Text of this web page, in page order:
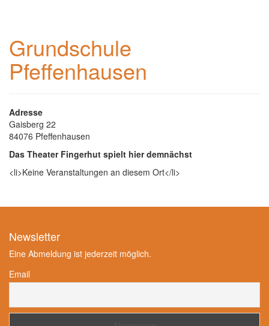
Grundschule
Pfeffenhausen
Adresse
Gaisberg 22
84076 Pfeffenhausen
Das Theater Fingerhut spielt hier demnächst
<li>Keine Veranstaltungen an diesem Ort</li>
Newsletter
Eine Abmeldung ist jederzeit möglich.
Email